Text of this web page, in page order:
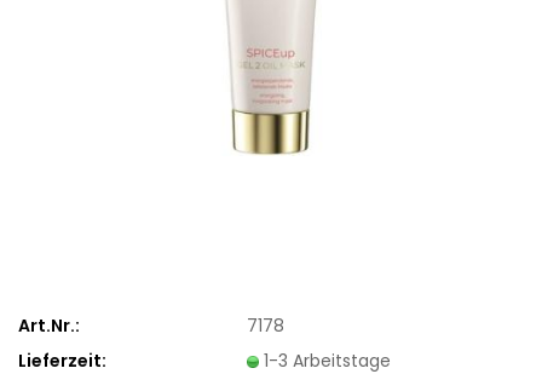
Art.Nr.:
7178
Lieferzeit:
1-3 Arbeitstage